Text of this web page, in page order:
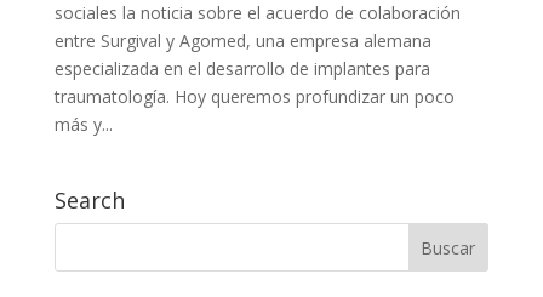
sociales la noticia sobre el acuerdo de colaboración
entre Surgival y Agomed, una empresa alemana
especializada en el desarrollo de implantes para
traumatología. Hoy queremos profundizar un poco
más y...
Search